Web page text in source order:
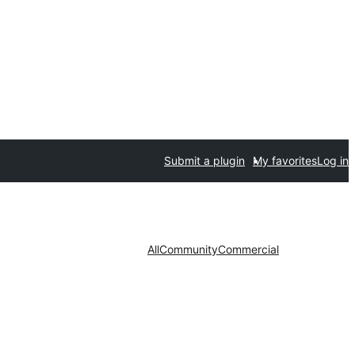
Submit a plugin My favoritesLog in
AllCommunityCommercial